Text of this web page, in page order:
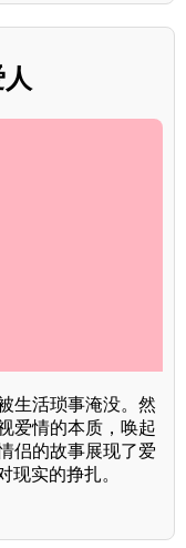
生活琐事淹没。然
爱情的本质，唤起
侣的故事展现了爱
现实的挣扎。